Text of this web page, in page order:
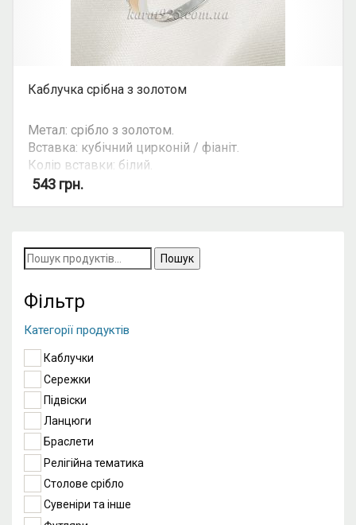
Каблучка срібна з золотом
Метал: срібло з золотом.
Вставка: кубічний цирконій / фіаніт.
Колір вставки: білий.
Вид: крапля.
543 грн.
Пошук
за
запитом:
Фільтр
Категорії продуктів
Каблучки
Сережки
Підвіски
Ланцюги
Браслети
Релігійна тематика
Столове срібло
Сувеніри та інше